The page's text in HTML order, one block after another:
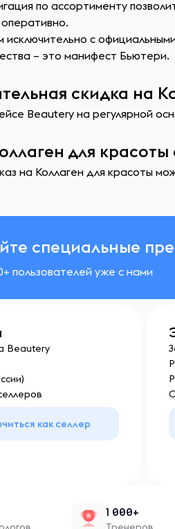
по ассортименту
с
– это манифест Бьютери.
скидка на
Beautery на регулярной
для красоты
на Коллаген для красоты
специальные
пользователей уже с нами
Beautery
как селлер
1 000+